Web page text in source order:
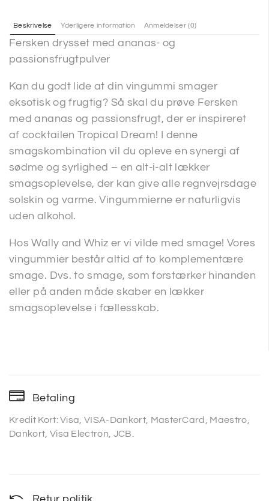
Beskrivelse Yderligere information Anmeldelser (0)
Fersken drysset med ananas- og
passionsfrugtpulver
Kan du godt lide at din vingummi smager
eksotisk og frugtig? Så skal du prøve Fersken
med ananas og passionsfrugt, der er inspireret
af cocktailen Tropical Dream! I denne
smagskombination vil du opleve en synergi af
sødme og syrlighed – en alt-i-alt lækker
smagsoplevelse, der kan give alle regnvejrsdage
solskin og varme. Vingummierne er naturligvis
uden alkohol.
Hos Wally and Whiz er vi vilde med smage! Vores
vingummier består altid af to komplementære
smage. Dvs. to smage, som forstærker hinanden
eller på anden måde skaber en lækker
smagsoplevelse i fællesskab.
Betaling
Kredit Kort: Visa, VISA-Dankort, MasterCard, Maestro,
Dankort, Visa Electron, JCB.